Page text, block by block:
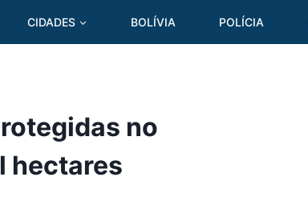
CIDADES BOLÍVIA POLÍCIA
no
hectares